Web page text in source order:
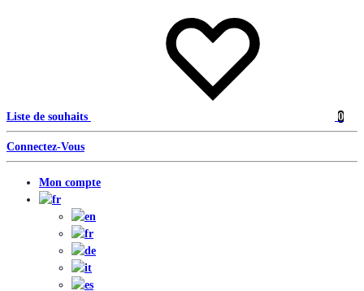
Liste de souhaits 0
Connectez-Vous
Mon compte